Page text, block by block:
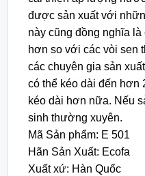
được sản xuất với
này cũng đồng nghĩa
hơn so với các vòi sen
các chuyên gia sản
có thể kéo dài đến hơn
kéo dài hơn nữa. Nếu
sinh thường xuyên.
Mã Sản phẩm: E 501
Hãn Sản Xuất: Ecofa
Xuất xứ: Hàn Quốc